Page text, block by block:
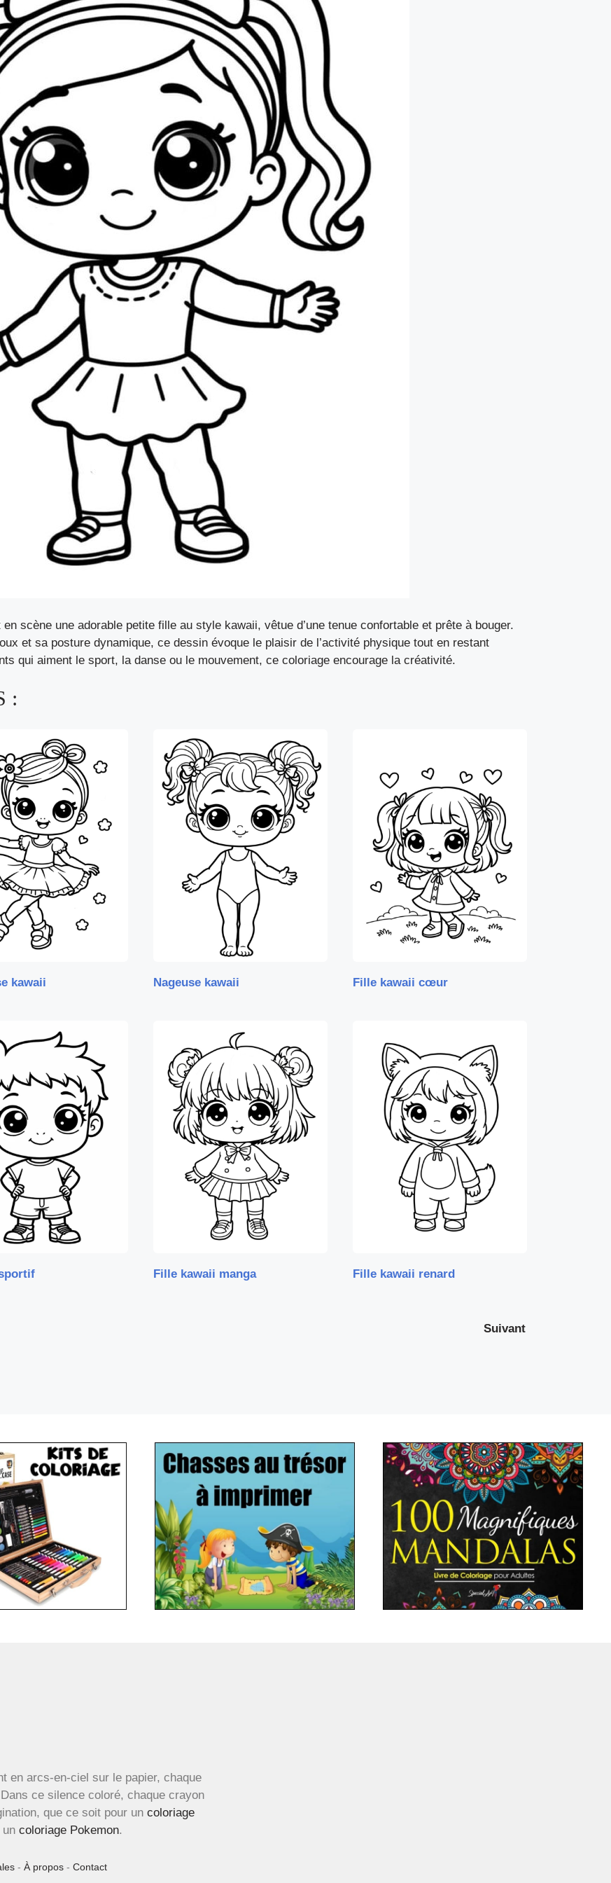
scène une adorable petite fille au style kawaii, vêtue d’une tenue confortable et prête à bouger.
et sa posture dynamique, ce dessin évoque le plaisir de l’activité physique tout en restant
qui aiment le sport, la danse ou le mouvement, ce coloriage encourage la créativité.
:
kawaii Nageuse kawaii Fille kawaii cœur
Fille kawaii manga Fille kawaii renard
Suivant
en arcs-en-ciel sur le papier, chaque
ce silence coloré, chaque crayon
que ce soit pour un coloriage
un coloriage Pokemon.
- À propos - Contact